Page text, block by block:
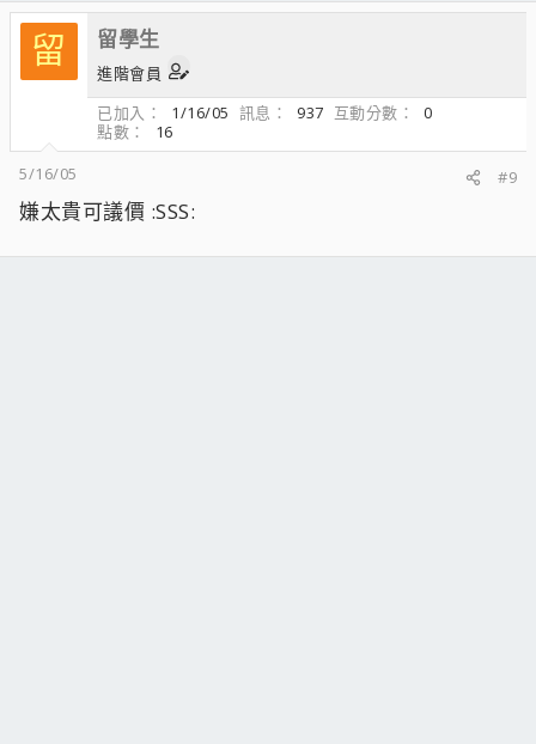
留 留學生
進階會員
已加入
1/16/05 訊息 937 互動分數
0
點數
16
5/16/05
#9
嫌太貴可議價 :SSS: